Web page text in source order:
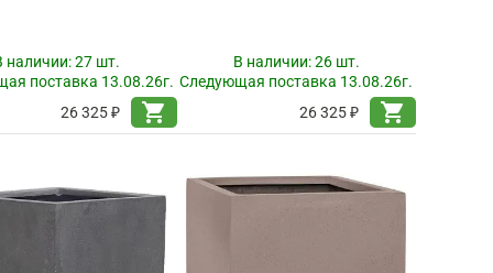
наличии:27 шт.
поставка 13.08.26г.
26 325 ₽
shopping_cart
В наличии:26 шт.
Следующая поставка 13.08.26г.
26 325 ₽
shopping_cart